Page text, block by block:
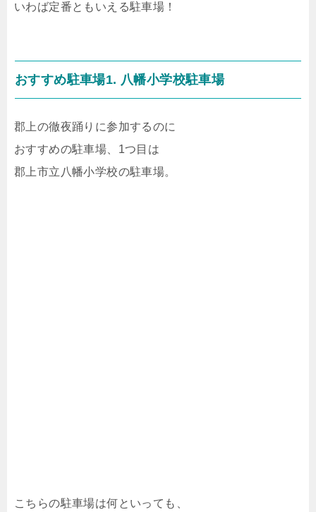
いわば定番ともいえる駐車場！
おすすめ駐車場1. 八幡小学校駐車場
郡上の徹夜踊りに参加するのに
おすすめの駐車場、1つ目は
郡上市立八幡小学校の駐車場。
こちらの駐車場は何といっても、